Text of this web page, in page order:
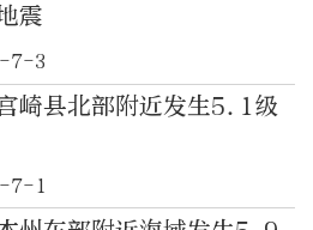
震
7-3
崎县北部附近发生5.1级
7-1